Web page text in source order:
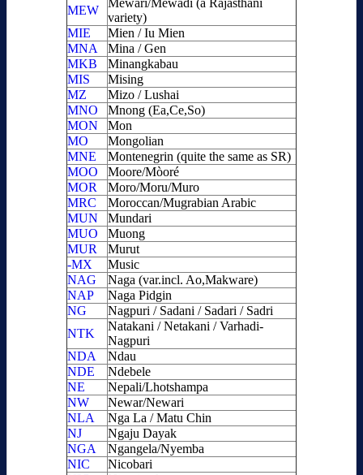
MEW
Mewari/Mewadi (a Rajasthani
variety)
MIE
Mien / Iu Mien
MNA
Mina / Gen
MKB
Minangkabau
MIS
Mising
MZ
Mizo / Lushai
MNO
Mnong (Ea,Ce,So)
MON
Mon
MO
Mongolian
MNE
Montenegrin (quite the same as SR)
MOO
Moore/Mòoré
MOR
Moro/Moru/Muro
MRC
Moroccan/Mugrabian Arabic
MUN
Mundari
MUO
Muong
MUR
Murut
-MX
Music
NAG
Naga (var.incl. Ao,Makware)
NAP
Naga Pidgin
NG
Nagpuri / Sadani / Sadari / Sadri
NTK
Natakani / Netakani / Varhadi-
Nagpuri
NDA
Ndau
NDE
Ndebele
NE
Nepali/Lhotshampa
NW
Newar/Newari
NLA
Nga La / Matu Chin
NJ
Ngaju Dayak
NGA
Ngangela/Nyemba
NIC
Nicobari